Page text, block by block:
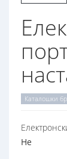
Каталошки
Не